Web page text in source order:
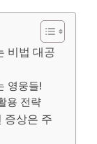
비법 대공
영웅들!
용 전략
증상은 주